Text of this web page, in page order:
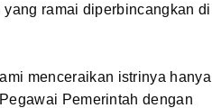
ramai diperbincangkan di
menceraikan istrinya hanya
Pemerintah dengan